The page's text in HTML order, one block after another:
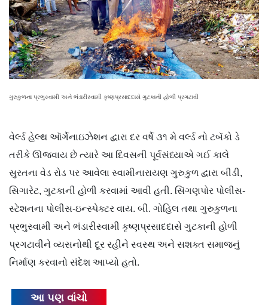
ગુરુકુળના પ્રભુસ્વામી અને ભંડારીસ્વામી કૃષ્ણપ્રસાદદાસે ગુટકાની હોળી પ્રગટાવી
વેર્લ્ડ હેલ્થ ઑર્ગેનાઇઝેશન દ્વારા દર વર્ષે ૩૧ મે વર્લ્ડ નો ટબૅકો ડે
તરીકે ઊજવાય છે ત્યારે આ દિવસની પૂર્વસંધ્યાએ ગઈ કાલે
સુરતના વેડ રોડ પર આવેલા સ્વામીનારાયણ ગુરુકુળ દ્વારા બીડી,
સિગારેટ, ગુટકાની હોળી કરવામાં આવી હતી. સિંગણપોર પોલીસ-
સ્ટેશનના પોલીસ-ઇન્સ્પેક્ટર વાય. બી. ગોહિલ તથા ગુરુકુળના
પ્રભુસ્વામી અને ભંડારીસ્વામી કૃષ્ણપ્રસાદદાસે ગુટકાની હોળી
પ્રગટાવીને વ્યસનોથી દૂર રહીને સ્વસ્થ અને સશક્ત સમાજનું
નિર્માણ કરવાનો સંદેશ આપ્યો હતો.
આ પણ વાંચો